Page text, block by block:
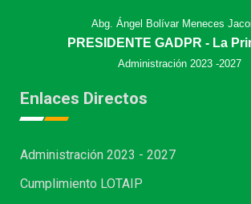
Abg. Ángel Bolívar Meneces
PRESIDENTE GADPR - La
Administración 2023 -2027
Enlaces Directos
Administración 2023 - 2027
Cumplimiento LOTAIP